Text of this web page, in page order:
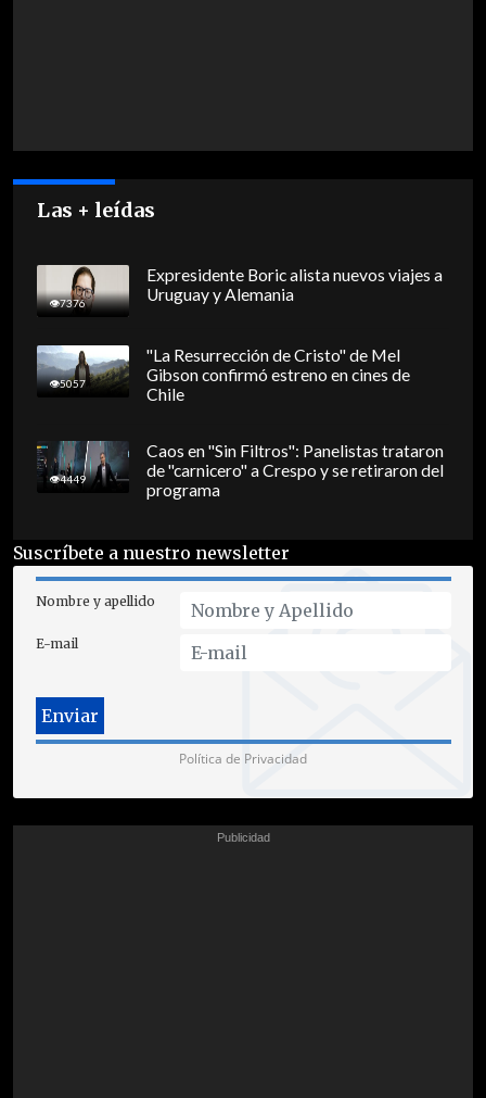
Las + leídas
7376
Expresidente Boric alista nuevos viajes a
Uruguay y Alemania
5057
"La Resurrección de Cristo" de Mel
Gibson confirmó estreno en cines de
Chile
4449
Caos en "Sin Filtros": Panelistas trataron
de "carnicero" a Crespo y se retiraron del
programa
Suscríbete a nuestro newsletter
Nombre y apellido
E-mail
Política de Privacidad